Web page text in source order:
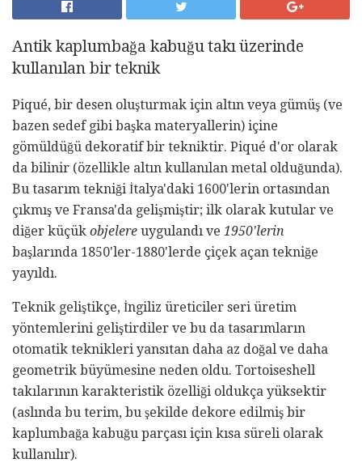
Antik kaplumbağa kabuğu takı üzerinde
kullanılan bir teknik
Piqué, bir desen oluşturmak için altın veya gümüş (ve
bazen sedef gibi başka materyallerin) içine
gömüldüğü dekoratif bir tekniktir. Piqué d'or olarak
da bilinir (özellikle altın kullanılan metal olduğunda).
Bu tasarım tekniği İtalya'daki 1600'lerin ortasından
çıkmış ve Fransa'da gelişmiştir; ilk olarak kutular ve
diğer küçük objelere uygulandı ve 1950'lerin
başlarında 1850'ler-1880'lerde çiçek açan tekniğe
yayıldı.
Teknik geliştikçe, İngiliz üreticiler seri üretim
yöntemlerini geliştirdiler ve bu da tasarımların
otomatik teknikleri yansıtan daha az doğal ve daha
geometrik büyümesine neden oldu. Tortoiseshell
takılarının karakteristik özelliği oldukça yüksektir
(aslında bu terim, bu şekilde dekore edilmiş bir
kaplumbağa kabuğu parçası için kısa süreli olarak
kullanılır).